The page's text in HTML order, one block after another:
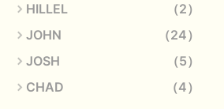
HILLEL
2
JOHN
24
JOSH
5
CHAD
4